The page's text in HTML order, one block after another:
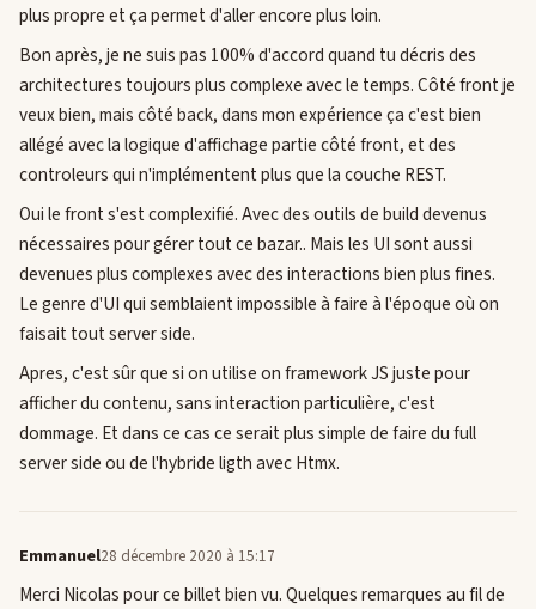
plus propre et ça permet d'aller encore plus loin.
Bon après, je ne suis pas 100% d'accord quand tu décris des
architectures toujours plus complexe avec le temps. Côté front je
veux bien, mais côté back, dans mon expérience ça c'est bien
allégé avec la logique d'affichage partie côté front, et des
controleurs qui n'implémentent plus que la couche REST.
Oui le front s'est complexifié. Avec des outils de build devenus
nécessaires pour gérer tout ce bazar.. Mais les UI sont aussi
devenues plus complexes avec des interactions bien plus fines.
Le genre d'UI qui semblaient impossible à faire à l'époque où on
faisait tout server side.
Apres, c'est sûr que si on utilise on framework JS juste pour
afficher du contenu, sans interaction particulière, c'est
dommage. Et dans ce cas ce serait plus simple de faire du full
server side ou de l'hybride ligth avec Htmx.
Emmanuel28 décembre 2020 à 15:17
Merci Nicolas pour ce billet bien vu. Quelques remarques au fil de